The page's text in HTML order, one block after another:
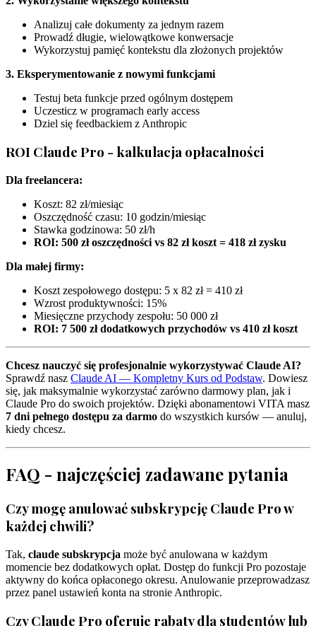
Analizuj całe dokumenty za jednym razem
Prowadź długie, wielowątkowe konwersacje
Wykorzystuj pamięć kontekstu dla złożonych projektów
3. Eksperymentowanie z nowymi funkcjami
Testuj beta funkcje przed ogólnym dostępem
Uczesticz w programach early access
Dziel się feedbackiem z Anthropic
ROI Claude Pro - kalkulacja opłacalności
Dla freelancera:
Koszt: 82 zł/miesiąc
Oszczędność czasu: 10 godzin/miesiąc
Stawka godzinowa: 50 zł/h
ROI: 500 zł oszczędności vs 82 zł koszt = 418 zł zysku
Dla małej firmy:
Koszt zespołowego dostępu: 5 x 82 zł = 410 zł
Wzrost produktywności: 15%
Miesięczne przychody zespołu: 50 000 zł
ROI: 7 500 zł dodatkowych przychodów vs 410 zł koszt
Chcesz nauczyć się profesjonalnie wykorzystywać Claude AI?
Sprawdź nasz Claude AI — Kompletny Kurs od Podstaw. Dowiesz
się, jak maksymalnie wykorzystać zarówno darmowy plan, jak i
Claude Pro do swoich projektów. Dzięki abonamentowi VITA masz
7 dni pełnego dostępu za darmo do wszystkich kursów — anuluj,
kiedy chcesz.
FAQ - najczęściej zadawane pytania
Czy mogę anulować subskrypcję Claude Pro w
każdej chwili?
Tak, claude subskrypcja może być anulowana w każdym
momencie bez dodatkowych opłat. Dostęp do funkcji Pro pozostaje
aktywny do końca opłaconego okresu. Anulowanie przeprowadzasz
przez panel ustawień konta na stronie Anthropic.
Czy Claude Pro oferuje rabaty dla studentów lub